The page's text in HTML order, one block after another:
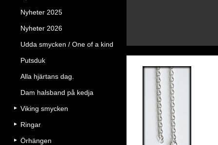
Nyheter 2025
Nyheter 2026
Udda smycken / One of a kind
Putsduk
Alla hjärtans dag.
Dam halsband på kedja
Viking smycken
Ringar
Örhängen